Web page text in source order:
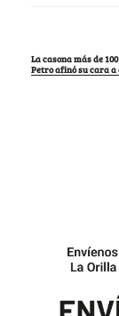
La casona más de
Petro afinó su cara